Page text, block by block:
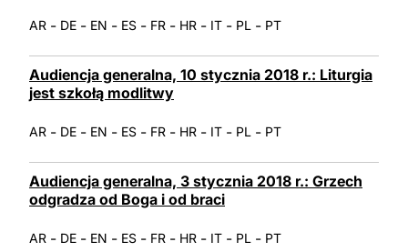
AR - DE - EN - ES - FR - HR - IT - PL - PT
Audiencja generalna, 10 stycznia 2018 r.: Liturgia
jest szkołą modlitwy
AR - DE - EN - ES - FR - HR - IT - PL - PT
Audiencja generalna, 3 stycznia 2018 r.: Grzech
odgradza od Boga i od braci
AR - DE - EN - ES - FR - HR - IT - PL - PT